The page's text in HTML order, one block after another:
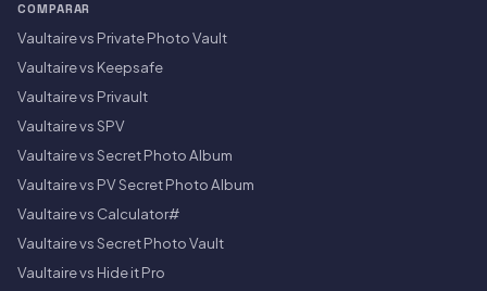
COMPARAR
Vaultaire vs Private Photo Vault
Vaultaire vs Keepsafe
Vaultaire vs Privault
Vaultaire vs SPV
Vaultaire vs Secret Photo Album
Vaultaire vs PV Secret Photo Album
Vaultaire vs Calculator#
Vaultaire vs Secret Photo Vault
Vaultaire vs Hide it Pro